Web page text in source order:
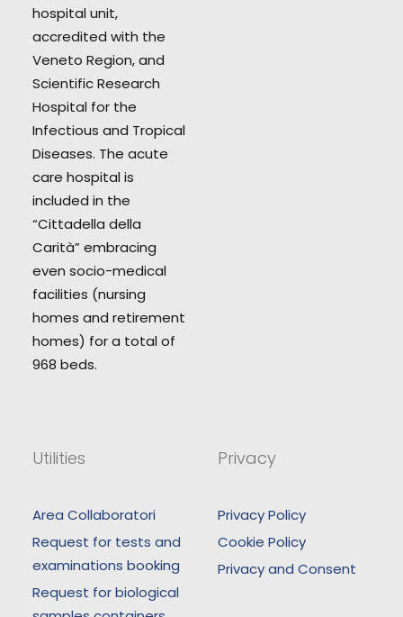
hospital unit,
accredited with the
Veneto Region, and
Scientific Research
Hospital for the
Infectious and Tropical
Diseases. The acute
care hospital is
included in the
“Cittadella della
Carità” embracing
even socio-medical
facilities (nursing
homes and retirement
homes) for a total of
968 beds.
Utilities
Area Collaboratori
Request for tests and
examinations booking
Request for biological
Privacy
Privacy Policy
Cookie Policy
Privacy and Consent